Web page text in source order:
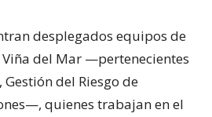
desplegados equipos de
del Mar —pertenecientes
del Riesgo de
quienes trabajan en el